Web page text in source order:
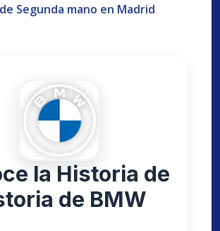
Segunda mano en Madrid
la Historia de
de BMW